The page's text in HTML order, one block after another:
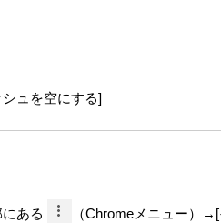
ュを空にする]
ある （Chromeメニュー）